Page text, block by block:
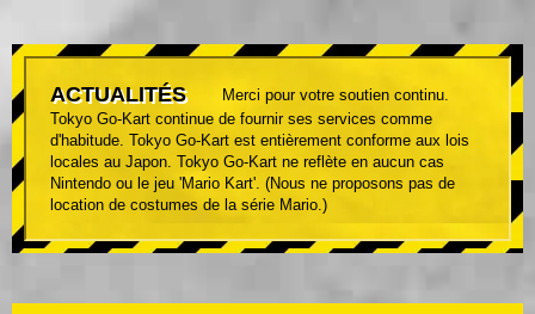
ACTUALITÉS
Merci pour votre soutien continu.
Tokyo Go-Kart continue de fournir ses services comme
d'habitude. Tokyo Go-Kart est entièrement conforme aux lois
locales au Japon. Tokyo Go-Kart ne reflète en aucun cas
Nintendo ou le jeu 'Mario Kart'. (Nous ne proposons pas de
location de costumes de la série Mario.)